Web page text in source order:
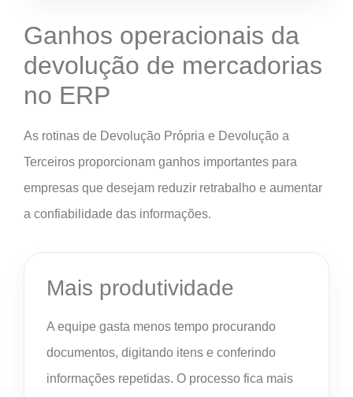
Ganhos operacionais da
devolução de mercadorias
no ERP
As rotinas de Devolução Própria e Devolução a
Terceiros proporcionam ganhos importantes para
empresas que desejam reduzir retrabalho e aumentar
a confiabilidade das informações.
Mais produtividade
A equipe gasta menos tempo procurando
documentos, digitando itens e conferindo
informações repetidas. O processo fica mais